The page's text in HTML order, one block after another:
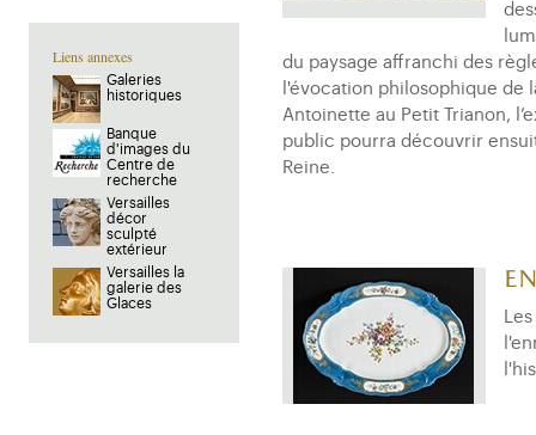
Liens annexes
Galeries
historiques
Banque
d'images du
Centre de
recherche
Versailles
décor
sculpté
extérieur
Versailles la
galerie des
Glaces
du paysage affranchi des
l'évocation philosophique de
Antoinette au Petit Trianon,
public pourra découvrir
Reine.